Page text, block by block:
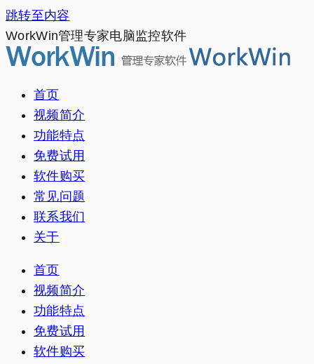
跳转至内容
WorkWin管理专家电脑监控软件
首页
视频简介
功能特点
免费试用
软件购买
常见问题
联系我们
关于
首页
视频简介
功能特点
免费试用
软件购买